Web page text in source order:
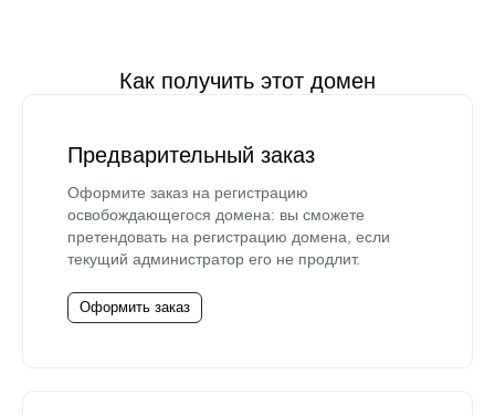
Как получить этот домен
Предварительный заказ
Оформите заказ на регистрацию
освобождающегося домена: вы сможете
претендовать на регистрацию домена, если
текущий администратор его не продлит.
Оформить заказ